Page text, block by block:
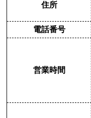
住所
電話番号
営業時間